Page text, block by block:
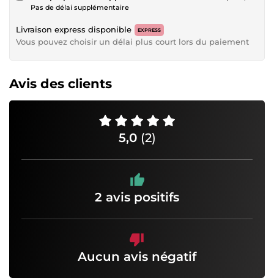
Pas de délai supplémentaire
Livraison express disponible EXPRESS
Vous pouvez choisir un délai plus court lors du paiement
Avis des clients
5,0 (2)
2 avis positifs
Aucun avis négatif